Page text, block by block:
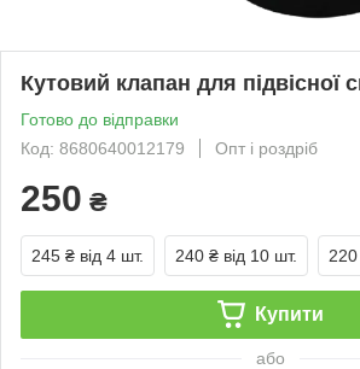
Кутовий клапан для підвісної
Готово до відправки
Код: 8680640012179
Опт і роздріб
250 ₴
245 ₴ від 4 шт. 240 ₴ від 10 шт.
Купити
або